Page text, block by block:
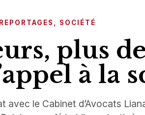
SOCIÉTÉ
plus
à la
avec le Cabinet d’Avocats